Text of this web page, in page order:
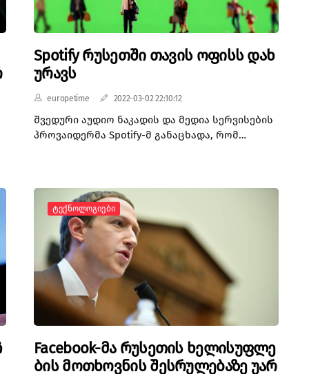
Spotify რუსეთში თავის ოფისს დახ
ურავს
europetime 2022-03-02 22:10:12
შვედური აუდიო ნაკადის და მედია სერვისების
პროვაიდერმა Spotify-მ განაცხადა, რომ
შემდეგ ათასობით კონტენტი განიხილა და
შეზღუდა რუსული სახელმწიფო მედიის
მფლობელობაში მყოფი და მართული შოუების
პოვნა მათ პლატფორმაზე.
Ტექნოლოგიები
Facebook-მა რუსეთის ხელისუფლე
ბის მოთხოვნის შესრულებაზე უარ